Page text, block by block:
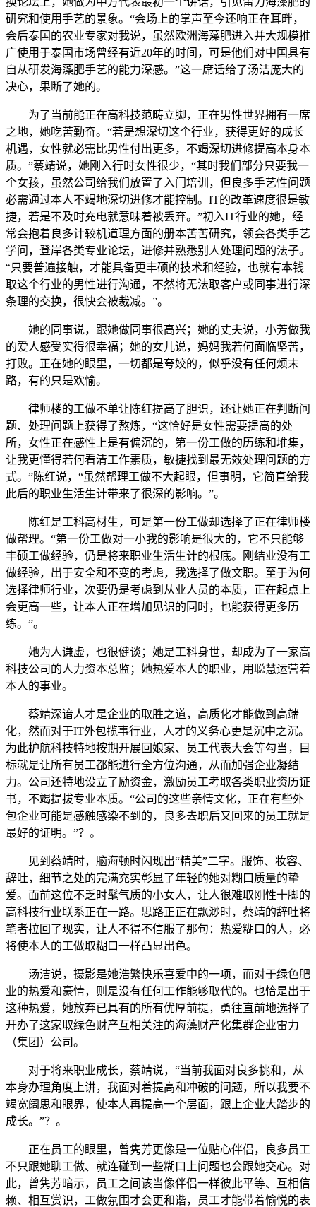
研究和使用手艺的景象。“会场上的掌声至今还响正在耳畔，
会后泰国的农业专家对我说，虽然欧洲海藻肥进入并大规模推
广使用于泰国市场曾经有近20年的时间，可是他们对中国具有
自从研发海藻肥手艺的能力深感。”这一席话给了汤洁庞大的
决心，果断了她的。
为了当前能正在高科技范畴立脚，正在男性世界拥有一席
之地，她吃苦勤奋。“若是想深切这个行业，获得更好的成长
机遇，女性就必需比男性付出更多，不竭深切进修提高本身本
质。”蔡靖说，她刚入行时女性很少，“其时我们部分只要我一
个女孩，虽然公司给我们放置了入门培训，但良多手艺性问题
必需通过本人不竭地深切进修才能控制。IT的改革速度很是敏
捷，若是不及时充电就意味着被丢弃。”初入IT行业的她，经
常会抱着良多计较机道理方面的册本苦苦研究，领会各类手艺
学问，登岸各类专业论坛，进修并熟悉别人处理问题的法子。
“只要普遍接触，才能具备更丰硕的技术和经验，也就有本钱
取这个行业的男性进行沟通，不然将无法取客户或同事进行深
条理的交换，很快会被裁减。”。
她的同事说，跟她做同事很高兴；她的丈夫说，小芳做我
的爱人感受实得很幸福；她的女儿说，妈妈我若何面临坚苦，
打败。正在她的眼里，一切都是夸姣的，似乎没有任何烦末
路，有的只是欢愉。
律师楼的工做不单让陈红提高了胆识，还让她正在判断问
题、处理问题上获得了熬炼，“这恰好是女性需要提高的处
所，女性正在感性上是有偏沉的，第一份工做的历练和堆集，
让我更懂得若何看清工作素质，敏捷找到最无效处理问题的方
式。”陈红说，“虽然帮理工做不大起眼，但事明，它简直给我
此后的职业生活生计带来了很深的影响。”。
陈红是工科高材生，可是第一份工做却选择了正在律师楼
做帮理。“第一份工做对一小我的影响是很大的，它不只能够
丰硕工做经验，仍是将来职业生活生计的根底。刚结业没有工
做经验，出于安全和不变的考虑，我选择了做文职。至于为何
选择律师行业，次要仍是考虑到从业人员的本质，正在起点上
会更高一些，让本人正在增加见识的同时，也能获得更多历
练。”。
她为人谦虚，也很健谈；她是工科身世，却成为了一家高
科技公司的人力资本总监；她热爱本人的职业，用聪慧运营着
本人的事业。
蔡靖深谙人才是企业的取胜之道，高质化才能做到高端
化，然而对于IT外包揽事行业，人才的义务心更是沉中之沉。
为此护航科技特地按期开展回娘家、员工代表大会等勾当，目
标就是让所有员工都能进行全方位沟通，从而加强企业凝结
力。公司还特地设立了励资金，激励员工考取各类职业资历证
书，不竭提拔专业本质。“公司的这些亲情文化，正在有些外
包企业可能是感触感染不到的，良多去职后又回来的员工就是
最好的证明。”？。
见到蔡靖时，脑海顿时闪现出“精美”二字。服饰、妆容、
辞吐，细节之处的完满充实彰显了年轻的她对糊口质量的挚
爱。面前这位不乏时髦气质的小女人，让人很难取刚性十脚的
高科技行业联系正在一路。思路正正在飘渺时，蔡靖的辞吐将
笔者拉回了现实，让人不得不信服了那句：热爱糊口的人，必
将使本人的工做取糊口一样凸显出色。
汤洁说，摄影是她浩繁快乐喜爱中的一项，而对于绿色肥
业的热爱和豪情，则是没有任何工作能够取代的。也恰是出于
这种热爱，她放弃已具有的所有优厚前提，勇往直前地选择了
开办了这家取绿色财产互相关注的海藻财产化集群企业雷力
（集团）公司。
对于将来职业成长，蔡靖说，“当前我面对良多挑和，从
本身办理角度上讲，我面对着提高和冲破的问题，所以我要不
竭宽阔思和眼界，使本人再提高一个层面，跟上企业大踏步的
成长。”？。
正在员工的眼里，曾隽芳更像是一位贴心伴侣，良多员工
不只跟她聊工做、就连碰到一些糊口上问题也会跟她交心。对
此，曾隽芳暗示，员工之间该当像伴侣一样彼此平等、互相信
赖、相互赏识，工做氛围才会更和谐，员工才能带着愉悦的表